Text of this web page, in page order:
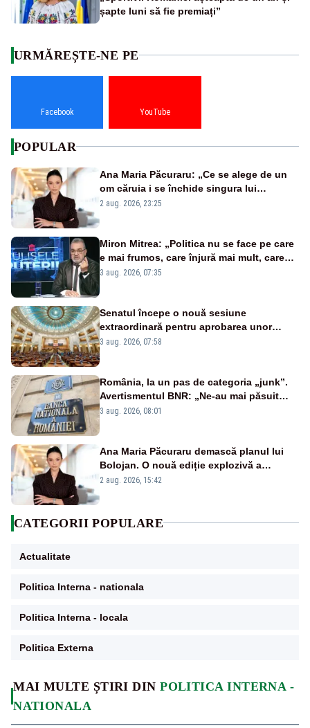
șapte luni să fie premiați”
MAI MULTE ȘTIRI DINPOLITICA INTERNA -
NATIONALA
URMĂREȘTE-NE PE
Facebook YouTube
POPULAR
Ana Maria Păcuraru: „Ce se alege de un
om căruia i se închide singura lui
portiță?”
2 aug. 2026, 23:25
Miron Mitrea: „Politica nu se face pe care
e mai frumos, care înjură mai mult, care
țipă mai tare, ci pe proiecte”
3 aug. 2026, 07:35
Senatul începe o nouă sesiune
extraordinară pentru aprobarea unor
jaloane din PNRR
3 aug. 2026, 07:58
România, la un pas de categoria „junk”.
Avertismentul BNR: „Ne-au mai păsuit
pentru câteva luni”
3 aug. 2026, 08:01
Ana Maria Păcuraru demască planul lui
Bolojan. O nouă ediție explozivă a
emisiunii „Miza Zilei” la Realitatea PLUS
2 aug. 2026, 15:42
CATEGORII POPULARE
Actualitate
Politica Interna - nationala
Politica Interna - locala
Politica Externa